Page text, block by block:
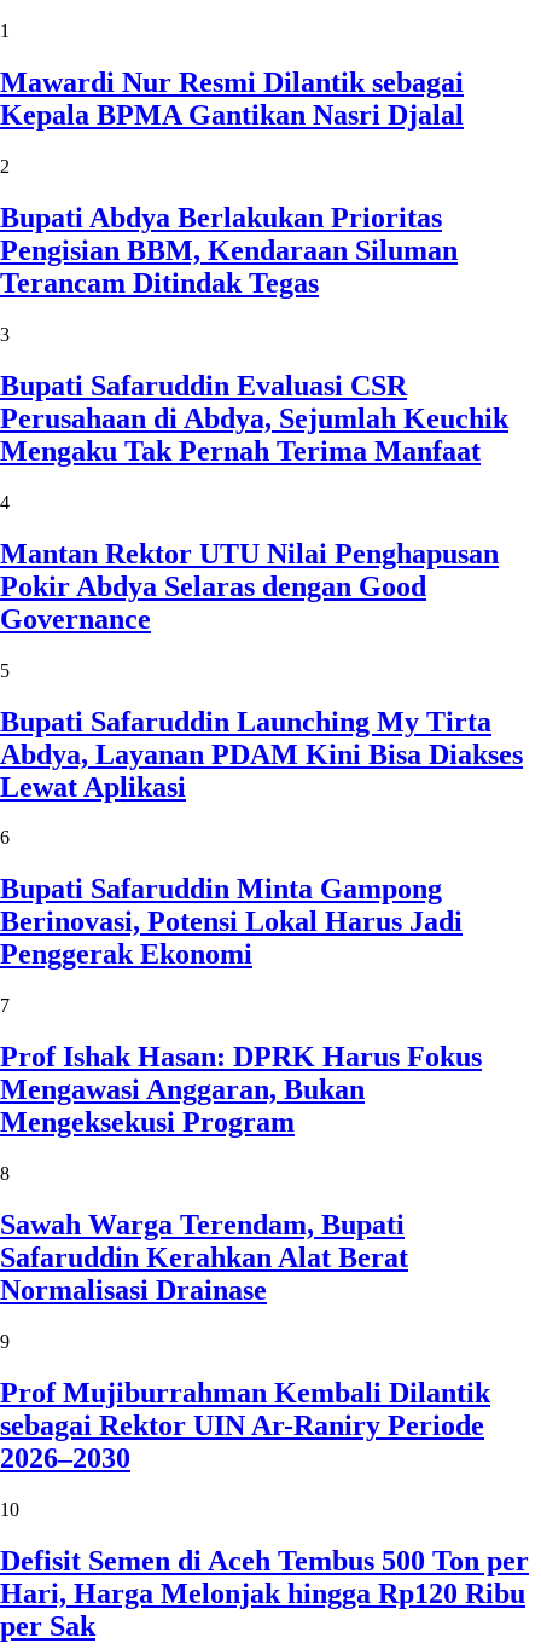
1
Mawardi Nur Resmi Dilantik sebagai
Kepala BPMA Gantikan Nasri Djalal
2
Bupati Abdya Berlakukan Prioritas
Pengisian BBM, Kendaraan Siluman
Terancam Ditindak Tegas
3
Bupati Safaruddin Evaluasi CSR
Perusahaan di Abdya, Sejumlah Keuchik
Mengaku Tak Pernah Terima Manfaat
4
Mantan Rektor UTU Nilai Penghapusan
Pokir Abdya Selaras dengan Good
Governance
5
Bupati Safaruddin Launching My Tirta
Abdya, Layanan PDAM Kini Bisa Diakses
Lewat Aplikasi
6
Bupati Safaruddin Minta Gampong
Berinovasi, Potensi Lokal Harus Jadi
Penggerak Ekonomi
7
Prof Ishak Hasan: DPRK Harus Fokus
Mengawasi Anggaran, Bukan
Mengeksekusi Program
8
Sawah Warga Terendam, Bupati
Safaruddin Kerahkan Alat Berat
Normalisasi Drainase
9
Prof Mujiburrahman Kembali Dilantik
sebagai Rektor UIN Ar-Raniry Periode
2026–2030
10
Defisit Semen di Aceh Tembus 500 Ton per
Hari, Harga Melonjak hingga Rp120 Ribu
per Sak